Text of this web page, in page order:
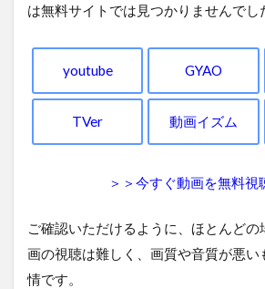
は無料サイトでは見つかりませんでし
youtube GYAO
TVer 動画イズム
＞＞今すぐ動画を無料視
ご確認いただけるように、ほとんどの
画の視聴は難しく、画質や音質が悪い
情です。